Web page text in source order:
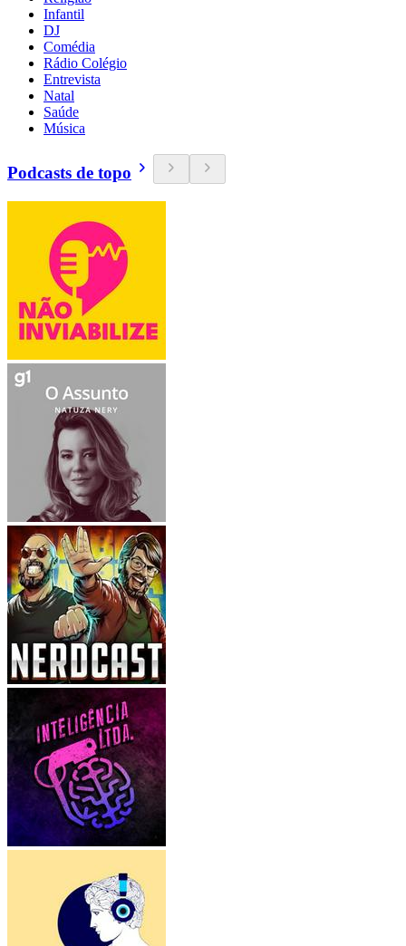
Infantil
DJ
Comédia
Rádio Colégio
Entrevista
Natal
Saúde
Música
Podcasts de topo